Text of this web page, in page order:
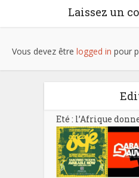
Laissez un
Vous devez être logged in pour
Eté : l’Afrique